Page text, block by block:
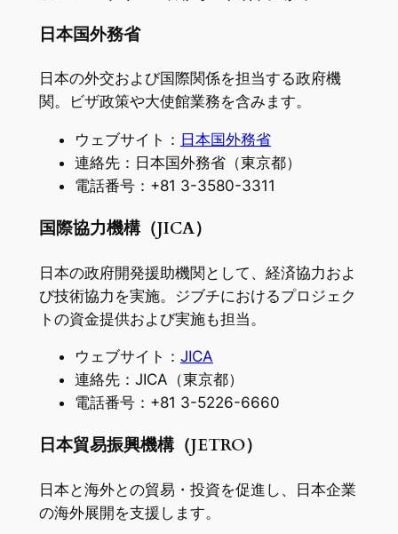
日本国外務省
日本の外交および国際関係を担当する政府機
関。ビザ政策や大使館業務を含みます。
ウェブサイト： 日本国外務省
連絡先：日本国外務省（東京都）
電話番号：+81 3-3580-3311
国際協力機構（JICA）
日本の政府開発援助機関として、経済協力およ
び技術協力を実施。ジブチにおけるプロジェク
トの資金提供および実施も担当。
ウェブサイト： JICA
連絡先：JICA（東京都）
電話番号：+81 3-5226-6660
日本貿易振興機構（JETRO）
日本と海外との貿易・投資を促進し、日本企業
の海外展開を支援します。